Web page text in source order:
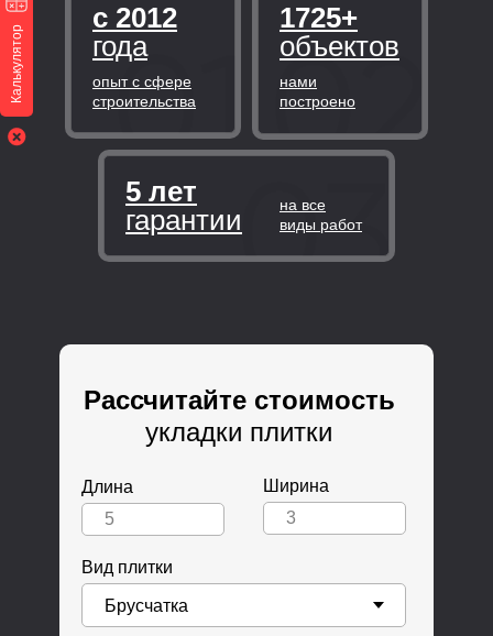
Вид плитки
Рассчитайте стоимость
укладки плитки
Длина Ширина
на все
виды работ
5 лет
гарантии
нами
построено
1725+
объектов
опыт с сфере
строительства
с 2012
года
Калькулятор